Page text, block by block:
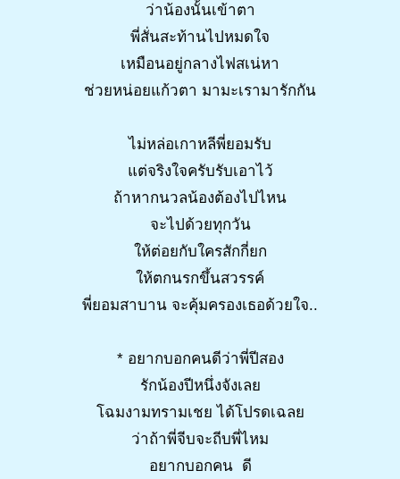
ว่าน้องนั้นเข้าตา
พี่สั่นสะท้านไปหมดใจ
เหมือนอยู่กลางไฟสเน่หา
ช่วยหน่อยแก้วตา มามะเรามารักกัน
ไม่หล่อเกาหลีพี่ยอมรับ
แต่จริงใจครับรับเอาไว้
ถ้าหากนวลน้องต้องไปไหน
จะไปด้วยทุกวัน
ให้ต่อยกับใครสักกี่ยก
ให้ตกนรกขึ้นสวรรค์
พี่ยอมสาบาน จะคุ้มครองเธอด้วยใจ..
* อยากบอกคนดีว่าพี่ปีสอง
รักน้องปีหนึ่งจังเลย
โฉมงามทรามเชย ได้โปรดเฉลย
ว่าถ้าพี่จีบจะถีบพี่ไหม
อยากบอกคน ดี